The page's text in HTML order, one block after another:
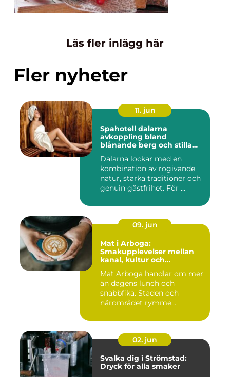
Läs fler inlägg här
Fler nyheter
11. jun
Spahotell dalarna
avkoppling bland
blånande berg och stilla
Dalarna lockar med en
kombination av rogivande
natur, starka traditioner och
genuin gästfrihet. För ...
09. jun
Mat i Arboga:
Smakupplevelser mellan
kanal, kultur och
Mat Arboga handlar om mer
än dagens lunch och
snabbfika. Staden och
närområdet rymme...
02. jun
Svalka dig i Strömstad:
Dryck för alla smaker